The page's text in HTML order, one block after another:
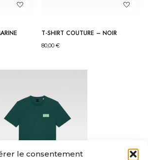
le consentement
T-SHIRT COUTURE – NOIR
80,00 €